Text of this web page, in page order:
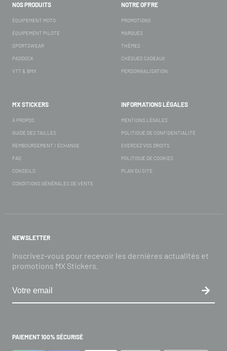
NOS PRODUITS
ÉQUIPEMENT MOTO
ÉQUIPEMENT PILOTE
SPORTSWEAR
PADDOCK
VTT & BMX
NOTRE OFFRE
PROMOTIONS
MARQUES
THÈMES
CHÈQUES CADEAUX
PERSONNALISATION
MX STICKERS
À PROPOS
GUIDE DES TAILLES
REMBOURSEMENT / ÉCHANGE
FAQ
CONSEILS
CONDITIONS GÉNÉRALES DE VENTE
INFORMATIONS LÉGALES
MENTIONS LÉGALES
POLITIQUE DE CONFIDENTIALITÉ
EXERCEZ VOS DROITS
POLITIQUE DE COOKIES
PLAN DU SITE
NEWSLETTER
Inscrivez-vous pour recevoir les dernières actualités et
promotions MX Stickers.
PAIEMENT 100% SÉCURISÉ